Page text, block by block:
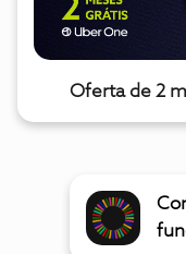
Oferta de 2